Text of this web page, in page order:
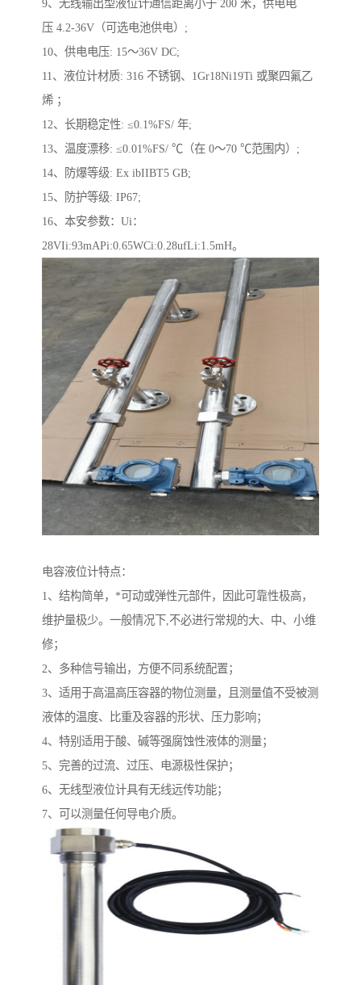
9、无线输出型液位计通信距离小于 200 米，供电电
压 4.2-36V（可选电池供电）;
10、供电电压: 15～36V DC;
11、液位计材质: 316 不锈钢、1Gr18Ni19Ti 或聚四氟乙
烯 ；
12、长期稳定性: ≤0.1%FS/ 年;
13、温度漂移: ≤0.01%FS/ ℃（在 0～70 ℃范围内）;
14、防爆等级: Ex ibIIBT5 GB;
15、防护等级: IP67;
16、本安参数：Ui：
28VIi:93mAPi:0.65WCi:0.28ufLi:1.5mH。
电容液位计特点：
1、结构简单，*可动或弹性元部件，因此可靠性极高，
维护量极少。一般情况下,不必进行常规的大、中、小维
修；
2、多种信号输出，方便不同系统配置；
3、适用于高温高压容器的物位测量，且测量值不受被测
液体的温度、比重及容器的形状、压力影响；
4、特别适用于酸、碱等强腐蚀性液体的测量；
5、完善的过流、过压、电源极性保护；
6、无线型液位计具有无线远传功能；
7、可以测量任何导电介质。